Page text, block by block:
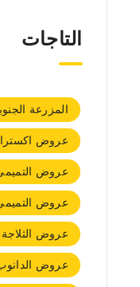
التاجات
المزرعة
عروض اكسترا
عروض
عروض
عروض الثلاجة
عروض